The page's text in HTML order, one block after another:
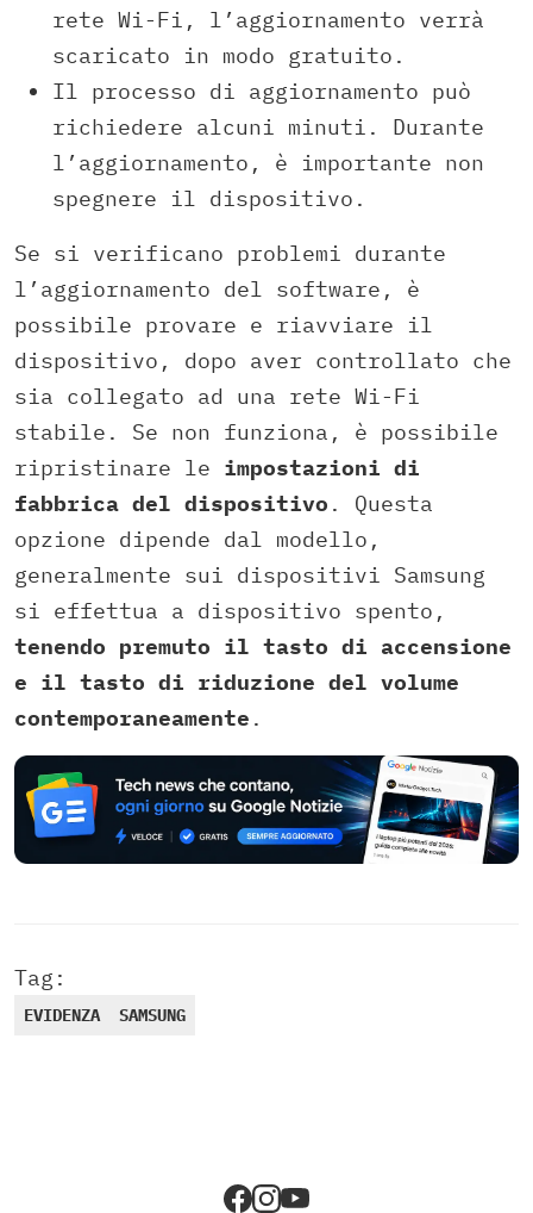
rete Wi-Fi, l’aggiornamento verrà
scaricato in modo gratuito.
Il processo di aggiornamento può
richiedere alcuni minuti. Durante
l’aggiornamento, è importante non
spegnere il dispositivo.
Se si verificano problemi durante
l’aggiornamento del software, è
possibile provare e riavviare il
dispositivo, dopo aver controllato che
sia collegato ad una rete Wi-Fi
stabile. Se non funziona, è possibile
ripristinare le impostazioni di
fabbrica del dispositivo . Questa
opzione dipende dal modello,
generalmente sui dispositivi Samsung
si effettua a dispositivo spento,
tenendo premuto il tasto di accensione
e il tasto di riduzione del volume
contemporaneamente .
Tag:
EVIDENZA SAMSUNG